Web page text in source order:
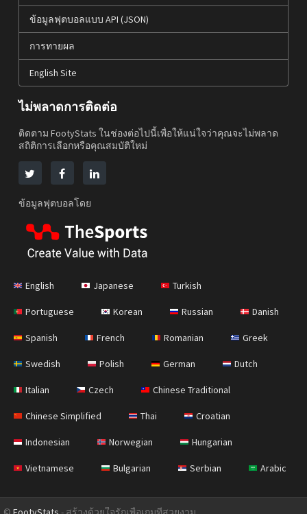
ข้อมูลฟุตบอลแบบ API (JSON)
การทายผล
English Site
ไม่พลาดการติดต่อ
ติดตาม FootyStats ในช่องต่อไปนี้เพื่อให้แน่ใจว่าคุณจะไม่พลาด
สถิติการเลือกหรือคุณสมบัติใหม่
ข้อมูลฟุตบอลโดย
English Japanese Turkish
Portuguese Korean Russian Danish
Spanish French Romanian Greek
Swedish Polish German Dutch
Italian Czech Chinese Traditional
Chinese Simplified Thai Croatian
Indonesian Norwegian Hungarian
Vietnamese Bulgarian Serbian Arabic